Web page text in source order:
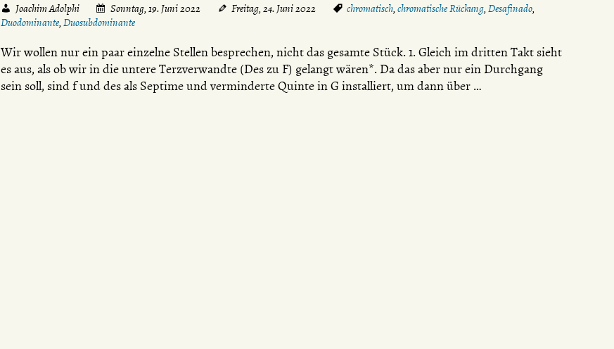
Joachim Adolphi Sonntag, 19. Juni 2022 Freitag, 24. Juni 2022 chromatisch,chromatische Rückung,Desafinado,
Duodominante, Duosubdominante
Wir wollen nur ein paar einzelne Stellen besprechen, nicht das gesamte Stück. 1. Gleich im dritten Takt sieht
es aus, als ob wir in die untere Terzverwandte (Des zu F) gelangt wären*. Da das aber nur ein Durchgang
sein soll, sind f und des als Septime und verminderte Quinte in G installiert, um dann über …